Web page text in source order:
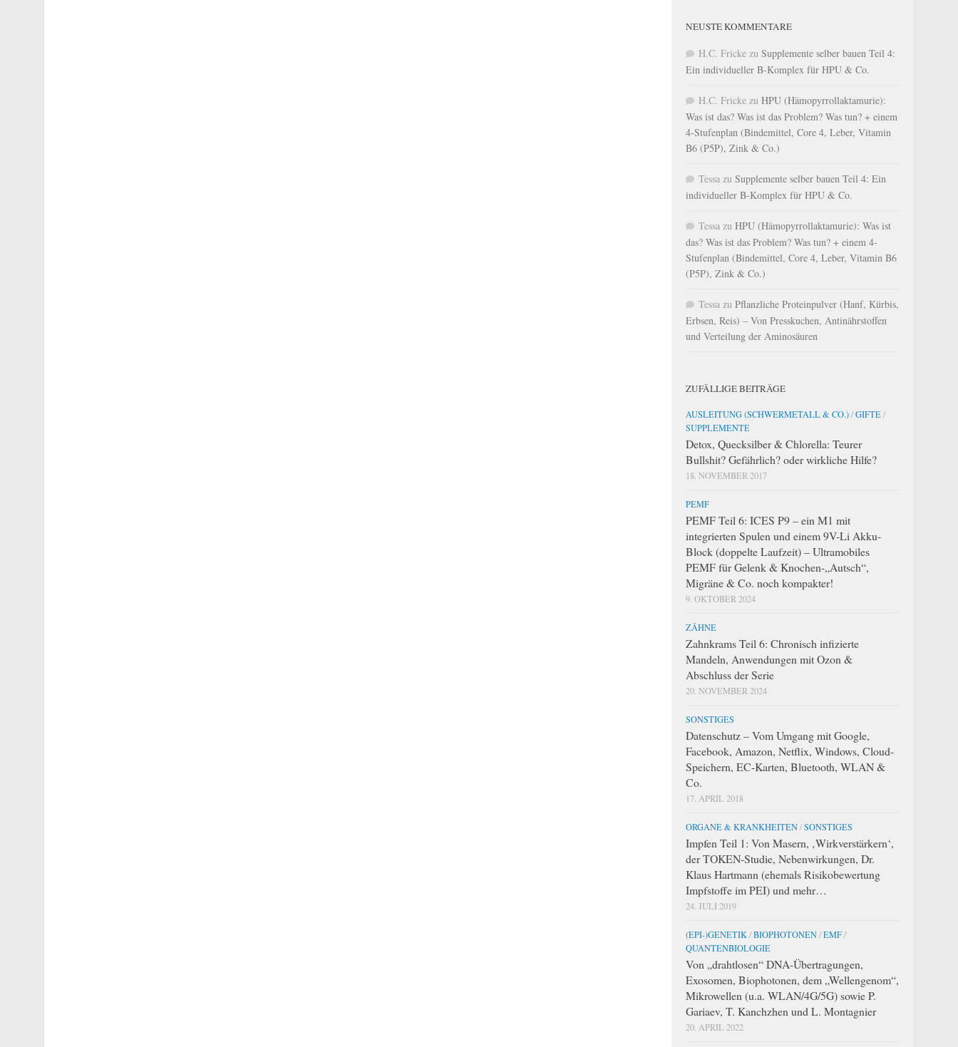
NEUSTE KOMMENTARE
H.C. Fricke zu Supplemente selber bauen Teil 4:
Ein individueller B-Komplex für HPU & Co.
H.C. Fricke zu HPU (Hämopyrrollaktamurie):
Was ist das? Was ist das Problem? Was tun? + einem
4-Stufenplan (Bindemittel, Core 4, Leber, Vitamin
B6 (P5P), Zink & Co.)
Tessa zu Supplemente selber bauen Teil 4: Ein
individueller B-Komplex für HPU & Co.
Tessa zu HPU (Hämopyrrollaktamurie): Was ist
das? Was ist das Problem? Was tun? + einem 4-
Stufenplan (Bindemittel, Core 4, Leber, Vitamin B6
(P5P), Zink & Co.)
Tessa zu Pflanzliche Proteinpulver (Hanf, Kürbis,
Erbsen, Reis) – Von Presskuchen, Antinährstoffen
und Verteilung der Aminosäuren
ZUFÄLLIGE BEITRÄGE
AUSLEITUNG (SCHWERMETALL & CO.)/GIFTE/
SUPPLEMENTE
Detox, Quecksilber & Chlorella: Teurer
Bullshit? Gefährlich? oder wirkliche Hilfe?
18. NOVEMBER 2017
PEMF
PEMF Teil 6: ICES P9 – ein M1 mit
integrierten Spulen und einem 9V-Li Akku-
Block (doppelte Laufzeit) – Ultramobiles
PEMF für Gelenk & Knochen-„Autsch“,
Migräne & Co. noch kompakter!
9. OKTOBER 2024
ZÄHNE
Zahnkrams Teil 6: Chronisch infizierte
Mandeln, Anwendungen mit Ozon &
Abschluss der Serie
20. NOVEMBER 2024
SONSTIGES
Datenschutz – Vom Umgang mit Google,
Facebook, Amazon, Netflix, Windows, Cloud-
Speichern, EC-Karten, Bluetooth, WLAN &
Co.
17. APRIL 2018
ORGANE & KRANKHEITEN/SONSTIGES
Impfen Teil 1: Von Masern, ‚Wirkverstärkern‘,
der TOKEN-Studie, Nebenwirkungen, Dr.
Klaus Hartmann (ehemals Risikobewertung
Impfstoffe im PEI) und mehr…
24. JULI 2019
(EPI-)GENETIK /BIOPHOTONEN/EMF/
QUANTENBIOLOGIE
Von „drahtlosen“ DNA-Übertragungen,
Exosomen, Biophotonen, dem „Wellengenom“,
Mikrowellen (u.a. WLAN/4G/5G) sowie P.
Gariaev, T. Kanchzhen und L. Montagnier
20. APRIL 2022